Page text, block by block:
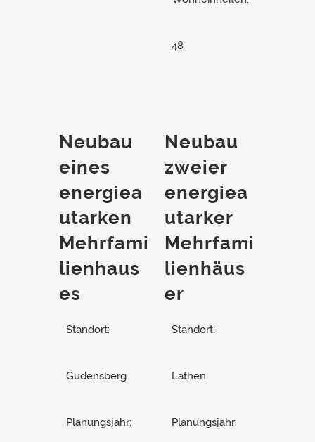
48
Neubau
eines
energiea
utarken
Mehrfami
lienhaus
es
Standort:
Gudensberg
Planungsjahr:
Neubau
zweier
energiea
utarker
Mehrfami
lienhäus
er
Standort:
Lathen
Planungsjahr: